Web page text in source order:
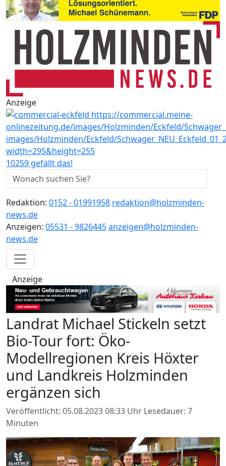
Anzeige
10259 gefällt das!
Redaktion: 0152 - 01991958 redaktion@holzminden-
news.de
Anzeigen: 05531 - 9826445anzeigen@holzminden-
news.de
Anzeige
Landrat Michael Stickeln setzt
Bio-Tour fort: Öko-
Modellregionen Kreis Höxter
und Landkreis Holzminden
ergänzen sich
Veröffentlicht: 05.08.2023 08:33 Uhr Lesedauer: 7
Minuten